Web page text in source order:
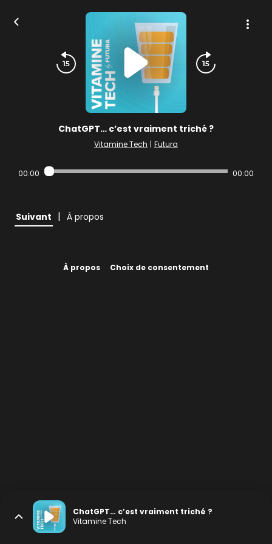
ChatGPT… c’est vraiment triché ?
Vitamine Tech | Futura
00:00 00:00
Suivant | À propos
À propos Choix de consentement
ChatGPT… c’est vraiment triché ?
Vitamine Tech